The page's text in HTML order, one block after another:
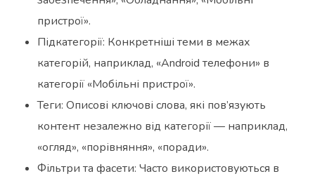
пристрої».
Підкатегорії: Конкретніші теми в межах
категорій, наприклад, «Android телефони» в
категорії «Мобільні пристрої».
Теги: Описові ключові слова, які пов’язують
контент незалежно від категорії — наприклад,
«огляд», «порівняння», «поради».
Фільтри та фасети: Часто використовуються в